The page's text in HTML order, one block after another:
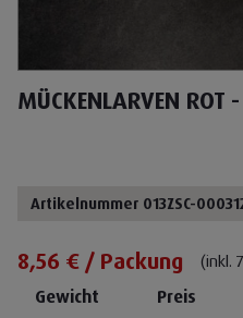
MÜCKENLARVEN ROT
Artikelnummer 013ZSC-
8,56 € / Packung (inkl.
Gewicht Preis